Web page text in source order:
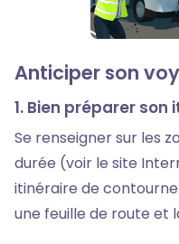
Anticiper son
1. Bien préparer son
Se renseigner sur les
durée (voir le site
itinéraire de
une feuille de route et